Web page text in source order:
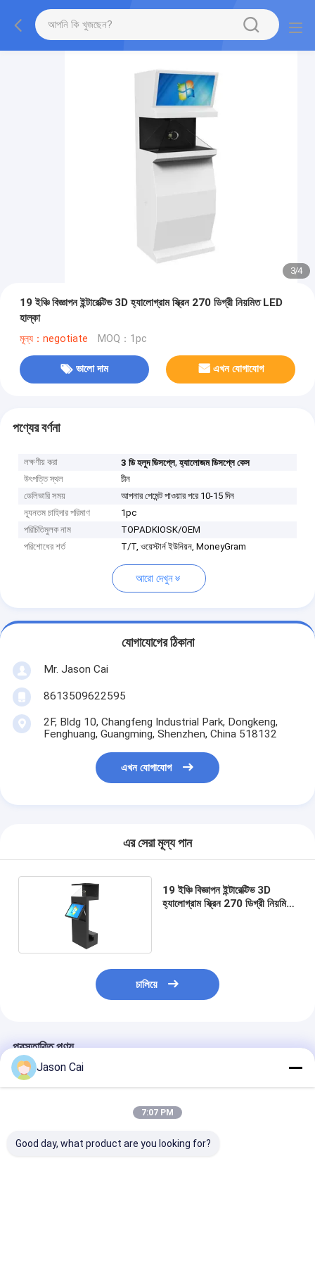
3/4
19 ইঞ্চি বিজ্ঞাপন ইন্টারেক্টিভ 3D হ্যালোগ্রাম স্ক্রিন 270 ডিগ্রী নিয়মিত LED
হাল্কা
মূল্য：negotiate MOQ：1pc
ভালো দাম এখন যোগাযোগ
পণ্যের বর্ণনা
লক্ষণীয় করা 3 ডি হলুদ ডিসপ্লে,হ্যালোজম ডিসপ্লে কেস
উৎপত্তি স্থল
চীন
ডেলিভারি সময়
আপনার পেমেন্ট পাওয়ার পরে 10-15 দিন
ন্যূনতম চাহিদার পরিমাণ
1pc
পরিচিতিমুলক নাম
TOPADKIOSK/OEM
পরিশোধের শর্ত
T/T, ওয়েস্টার্ন ইউনিয়ন, MoneyGram
আরো দেখুন
যোগাযোগের ঠিকানা
Mr. Jason Cai
8613509622595
2F, Bldg 10, Changfeng Industrial Park, Dongkeng,
Fenghuang, Guangming, Shenzhen, China 518132
এখন যোগাযোগ
এর সেরা মূল্য পান
19 ইঞ্চি বিজ্ঞাপন ইন্টারেক্টিভ 3D
হ্যালোগ্রাম স্ক্রিন 270 ডিগ্রী নিয়মিত
চালিয়ে
প্রস্তাবিত পণ্য
Jason Cai
7:07 PM
Good day, what product are you looking for?